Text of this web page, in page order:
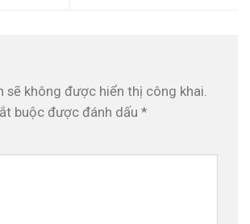
sẽ không được hiển thị công khai.
buộc được đánh dấu *